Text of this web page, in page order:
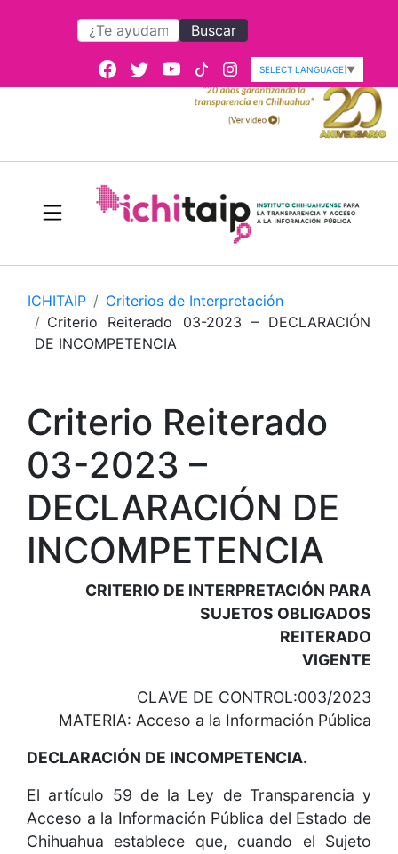
Buscar
SELECT LANGUAGE ▼
ICHITAIP
Criterios de Interpretación
Criterio Reiterado 03-2023 – DECLARACIÓN
DE INCOMPETENCIA
Criterio Reiterado
03-2023 –
DECLARACIÓN DE
INCOMPETENCIA
CRITERIO DE INTERPRETACIÓN PARA
SUJETOS OBLIGADOS
REITERADO
VIGENTE
CLAVE DE CONTROL:003/2023
MATERIA: Acceso a la Información Pública
DECLARACIÓN DE INCOMPETENCIA.
El artículo 59 de la Ley de Transparencia y
Acceso a la Información Pública del Estado de
Chihuahua establece que, cuando el Sujeto